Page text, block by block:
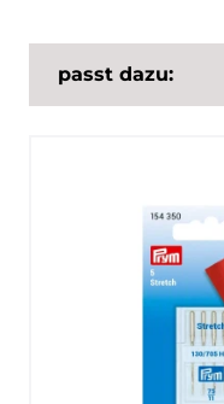
passt dazu: